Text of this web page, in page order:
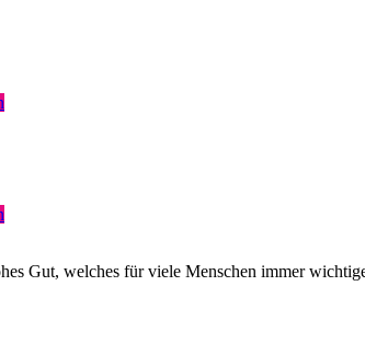
Gut, welches für viele Menschen immer